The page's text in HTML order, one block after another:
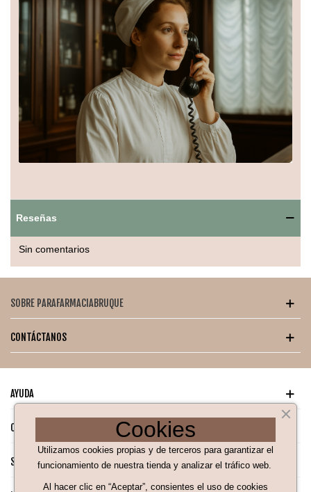
Perfectos para toda la familia, incluidos niños, ofrecen una
alternativa segura y cómoda para mantener alejados a los
insectos y disfrutar del tiempo sin molestias.
Beneficios clave:
Protección natural con extracto de citronella.
Pack con 24 parches fáciles de usar.
Ideal para actividades al aire libre y viajes.
Seguro para toda la familia, incluidos niños.
Reseñas
Sin comentarios
SOBRE PARAFARMACIABRUQUE
CONTÁCTANOS
AYUDA
CATÁLOGO PARA TI
SÍGUENOS EN NUESTRAS REDES SOCIALES
Cookies
Utilizamos cookies propias y de terceros para garantizar el
funcionamiento de nuestra tienda y analizar el tráfico web.
Al hacer clic en “Aceptar”, consientes el uso de cookies